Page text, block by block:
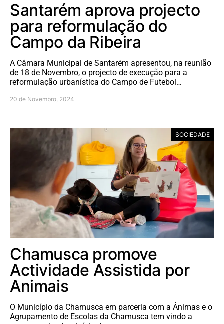
Santarém aprova projecto
para reformulação do
Campo da Ribeira
A Câmara Municipal de Santarém apresentou, na reunião
de 18 de Novembro, o projecto de execução para a
reformulação urbanística do Campo de Futebol…
20 de Novembro, 2024
SOCIEDADE
Chamusca promove
Actividade Assistida por
Animais
O Município da Chamusca em parceria com a Ânimas e o
Agrupamento de Escolas da Chamusca tem vindo a